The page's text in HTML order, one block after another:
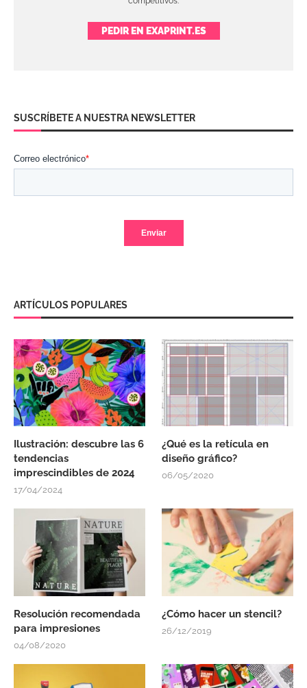
PEDIR EN EXAPRINT.ES
SUSCRÍBETE A NUESTRA NEWSLETTER
ARTÍCULOS POPULARES
Ilustración: descubre las 6
tendencias
imprescindibles de 2024
17/04/2024
¿Qué es la retícula en
diseño gráfico?
06/05/2020
Resolución recomendada
para impresiones
04/08/2020
¿Cómo hacer un stencil?
26/12/2019